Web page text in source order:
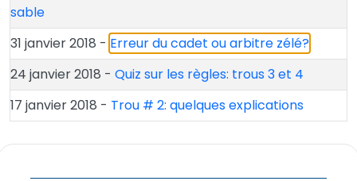
sable
31 janvier 2018 - Erreur du cadet ou arbitre zélé?
24 janvier 2018 - Quiz sur les règles: trous 3 et 4
17 janvier 2018 - Trou # 2: quelques explications